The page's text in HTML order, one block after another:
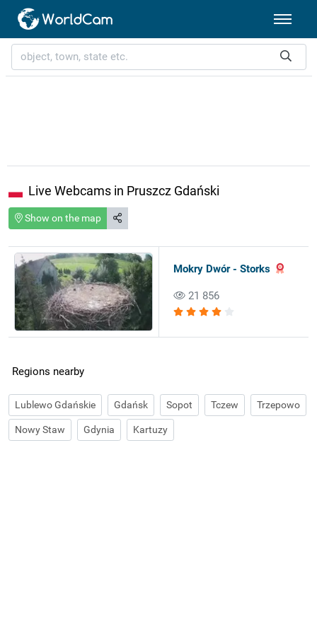
Live Webcams in Pruszcz Gdański
Show on the map
Mokry Dwór - Storks
21 856
Regions nearby
Lublewo Gdańskie Gdańsk Sopot Tczew Trzepowo
Nowy Staw Gdynia Kartuzy